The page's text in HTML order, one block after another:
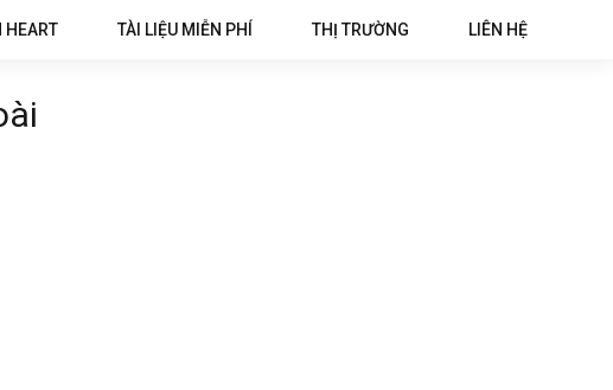
HEART TÀI LIỆU MIỄN PHÍ THỊ TRƯỜNG LIÊN HỆ